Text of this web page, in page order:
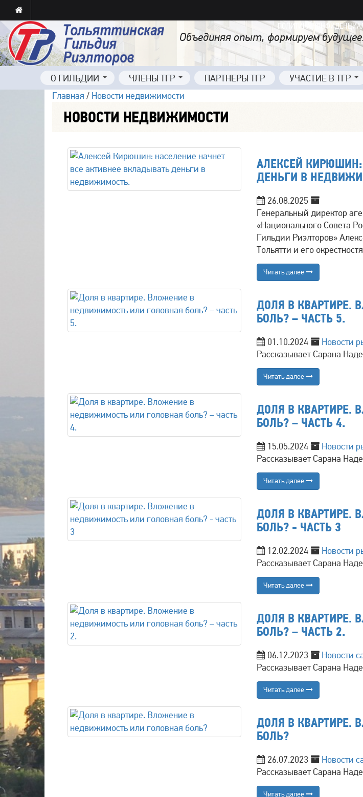
ПОЛИТИКА
Объединяя опыт, формируем
О ГИЛЬДИИ ЧЛЕНЫ ТГР ПАРТНЕРЫ ТГР УЧАСТИЕ В ТГР
Главная / Новости недвижимости
НОВОСТИ НЕДВИЖИМОСТИ
АЛЕКСЕЙ КИРЮШИН:
ДЕНЬГИ В
26.08.2025
Генеральный директор
«Национального Совета
Гильдии Риэлторов»
Тольятти и его
Читать далее
ДОЛЯ В КВАРТИРЕ.
БОЛЬ? – ЧАСТЬ 5.
01.10.2024
Новости
Рассказывает Сарана
Читать далее
ДОЛЯ В КВАРТИРЕ.
БОЛЬ? – ЧАСТЬ 4.
15.05.2024
Новости
Рассказывает Сарана
Читать далее
ДОЛЯ В КВАРТИРЕ.
БОЛЬ? - ЧАСТЬ 3
12.02.2024
Новости
Рассказывает Сарана
Читать далее
ДОЛЯ В КВАРТИРЕ.
БОЛЬ? – ЧАСТЬ 2.
06.12.2023
Новости
Рассказывает Сарана
Читать далее
ДОЛЯ В КВАРТИРЕ.
БОЛЬ?
26.07.2023
Новости
Рассказывает Сарана
Читать далее